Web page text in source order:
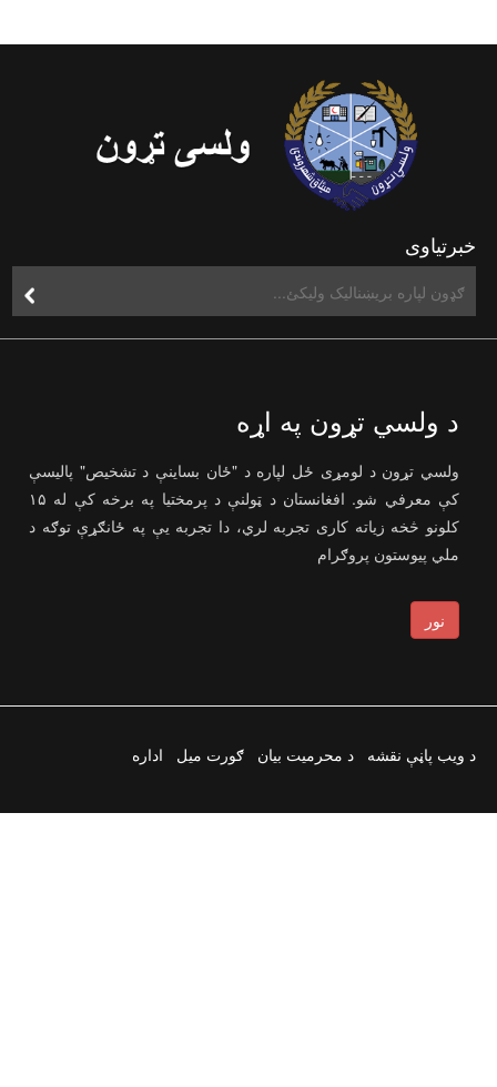
خبرتیاوی
د ولسي تړون په اړه
ولسي تړون د لومړی ځل لپاره د "ځان بساینې د تشخیص" پالیسې
کې معرفي شو. افغانستان د ټولنې د پرمختیا په برخه کې له ۱۵
کلونو څخه زیاته کاری تجربه لري، دا تجربه یې په ځانګړې توګه د
ملي پیوستون پروګرام
نور
د ویب پاڼې نقشه د محرمیت بیان ګورت میل اداره